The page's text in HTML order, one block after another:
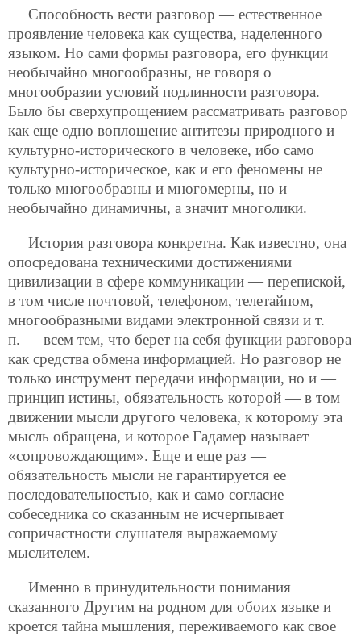
Способность вести разговор — естественное
проявление человека как существа, наделенного
языком. Но сами формы разговора, его функции
необычайно многообразны, не говоря о
многообразии условий подлинности разговора.
Было бы сверхупрощением рассматривать разговор
как еще одно воплощение антитезы природного и
культурно-исторического в человеке, ибо само
культурно-историческое, как и его феномены не
только многообразны и многомерны, но и
необычайно динамичны, а значит многолики.
История разговора конкретна. Как известно, она
опосредована техническими достижениями
цивилизации в сфере коммуникации — перепиской,
в том числе почтовой, телефоном, телетайпом,
многообразными видами электронной связи и т.
п. — всем тем, что берет на себя функции разговора
как средства обмена информацией. Но разговор не
только инструмент передачи информации, но и —
принцип истины, обязательность которой — в том
движении мысли другого человека, к которому эта
мысль обращена, и которое Гадамер называет
«сопровождающим». Еще и еще раз —
обязательность мысли не гарантируется ее
последовательностью, как и само согласие
собеседника со сказанным не исчерпывает
сопричастности слушателя выражаемому
мыслителем.
Именно в принудительности понимания
сказанного Другим на родном для обоих языке и
кроется тайна мышления, переживаемого как свое